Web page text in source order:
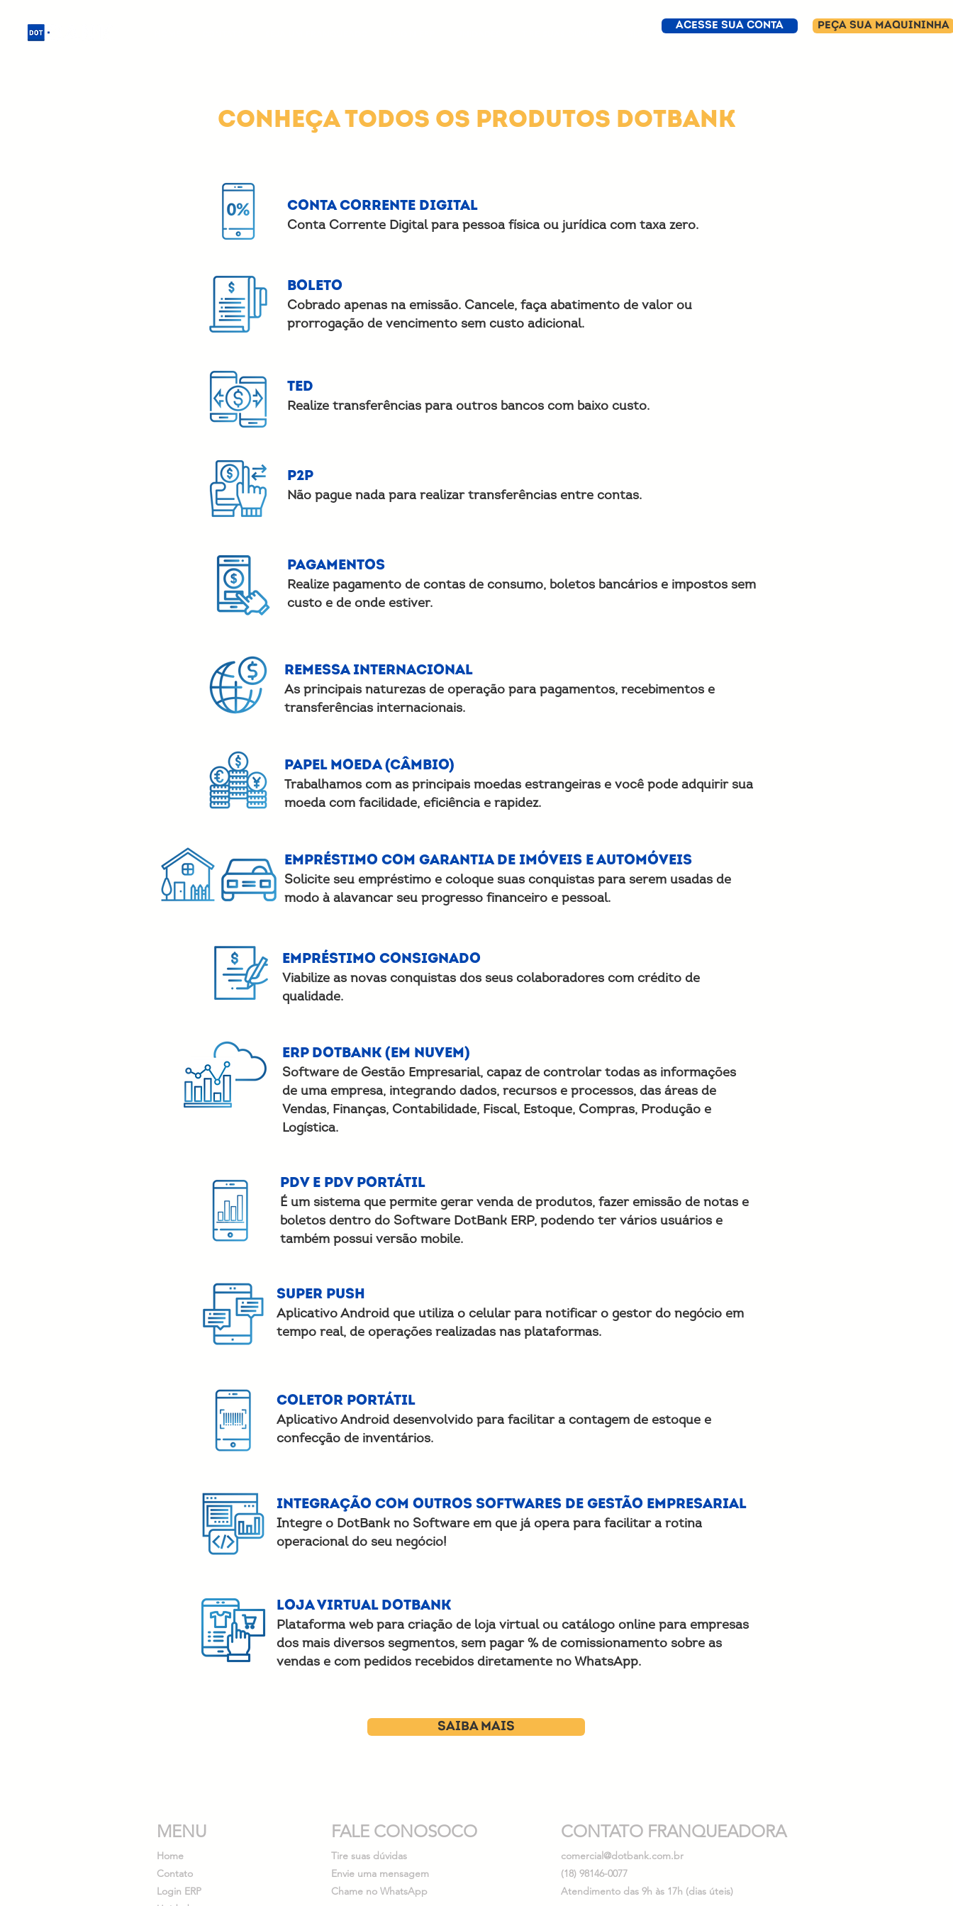
ACESSE SUA CONTA PEÇA SUA MAQUININHA
CONHEÇA TODOS OS PRODUTOS DOTBANK
Conta Corrente Digital
Conta Corrente Digital para pessoa física ou jurídica com taxa zero.
Boleto
Cobrado apenas na emissão. Cancele, faça abatimento de valor ou
prorrogação de vencimento sem custo adicional.
TED
Realize transferências para outros bancos com baixo custo.
P2P
Não pague nada para realizar transferências entre contas.
Pagamentos
Realize pagamento de contas de consumo, boletos bancários e impostos sem
custo e de onde estiver.
Remessa Internacional
As principais naturezas de operação para pagamentos, recebimentos e
transferências internacionais.
Papel Moeda (Câmbio)
Trabalhamos com as principais moedas estrangeiras e você pode adquirir sua
moeda com facilidade, eficiência e rapidez.
Empréstimo com garantia de imóveis e automóveis
Solicite seu empréstimo e coloque suas conquistas para serem usadas de
modo à alavancar seu progresso financeiro e pessoal.
Empréstimo consignado
Viabilize as novas conquistas dos seus colaboradores com crédito de
qualidade.
ERP DotBank (em nuvem)
Software de Gestão Empresarial, capaz de controlar todas as informações
de uma empresa, integrando dados, recursos e processos, das áreas de
Vendas, Finanças, Contabilidade, Fiscal, Estoque, Compras, Produção e
Logística.
PDV e PDV Portátil
É um sistema que permite gerar venda de produtos, fazer emissão de notas e
boletos dentro do Software DotBank ERP, podendo ter vários usuários e
também possui versão mobile.
Super Push
Aplicativo Android que utiliza o celular para notificar o gestor do negócio em
tempo real, de operações realizadas nas plataformas.
Coletor Portátil
Aplicativo Android desenvolvido para facilitar a contagem de estoque e
confecção de inventários.
Integração com outros Softwares de Gestão Empresarial
Integre o DotBank no Software em que já opera para facilitar a rotina
operacional do seu negócio!
LOJA VIRTUAL DOTBANk
Plataforma web para criação de loja virtual ou catálogo online para empresas
dos mais diversos segmentos, sem pagar % de comissionamento sobre as
vendas e com pedidos recebidos diretamente no WhatsApp.
SAIBA MAIS
MENU
Home
Contato
Login ERP
FALE CONOSOCO
Tire suas dúvidas
Envie uma mensagem
Chame no WhatsApp
CONTATO FRANQUEADORA
comercial@dotbank.com.br
(18) 98146-0077
Atendimento das 9h às 17h (dias úteis)